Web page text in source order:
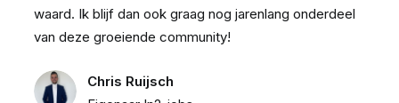
waard. Ik blijf dan ook graag nog jarenlang onderdeel
van deze groeiende community!
Chris Ruijsch